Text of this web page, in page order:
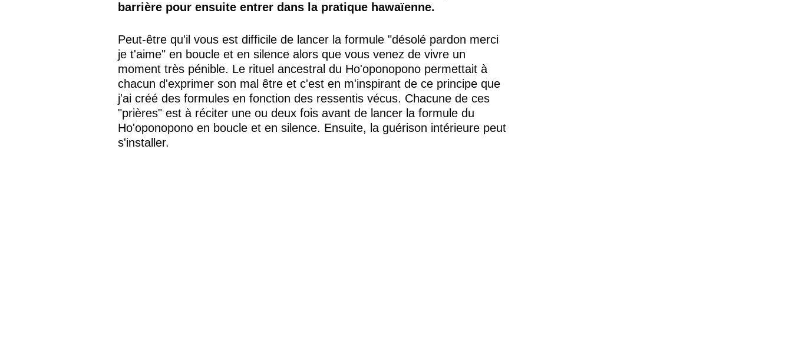
barrière pour ensuite entrer dans la pratique hawaïenne.
Peut-être qu'il vous est difficile de lancer la formule "désolé pardon merci
je t'aime" en boucle et en silence alors que vous venez de vivre un
moment très pénible. Le rituel ancestral du Ho'oponopono permettait à
chacun d'exprimer son mal être et c'est en m'inspirant de ce principe que
j'ai créé des formules en fonction des ressentis vécus. Chacune de ces
"prières" est à réciter une ou deux fois avant de lancer la formule du
Ho'oponopono en boucle et en silence. Ensuite, la guérison intérieure peut
s'installer.